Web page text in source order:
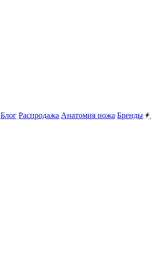
Блог Распродажа Анатомия ножа Бренды